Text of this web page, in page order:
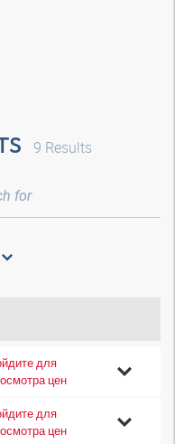
9 Results
для
цен
для
цен